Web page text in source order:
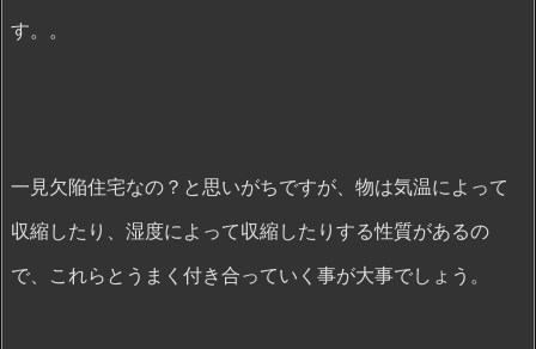
す。。
一見欠陥住宅なの？と思いがちですが、物は気温によって
収縮したり、湿度によって収縮したりする性質があるの
で、これらとうまく付き合っていく事が大事でしょう。